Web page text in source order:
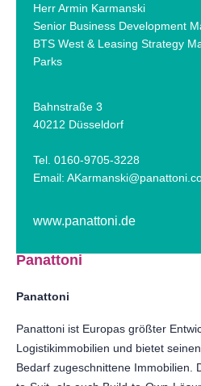
Herr Armin Karmanski
Senior Business Development
BTS West & Leasing Strategy
Parks
Bahnstraße 3
40212 Düsseldorf
Tel. 0160-9705-3228
Email:
www.panattoni.de
Panattoni
Panattoni
Panattoni ist Europas größter
Logistikimmobilien und bietet
Bedarf zugeschnittene Immobilien.